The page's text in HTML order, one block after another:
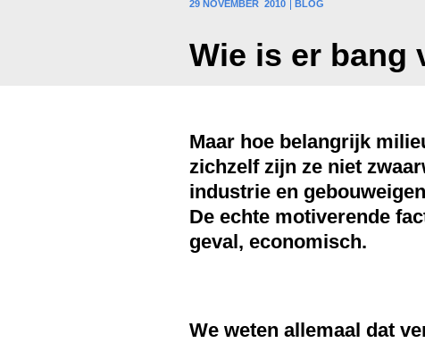
29 NOVEMBER 2010 BLOG
Wie is er bang
Maar hoe belangrijk
zichzelf zijn ze niet
industrie en
De echte motiverende
geval, economisch.
We weten allemaal dat